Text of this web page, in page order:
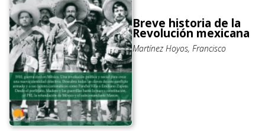
Breve historia de la
Revolución mexicana
Martínez Hoyos, Francisco